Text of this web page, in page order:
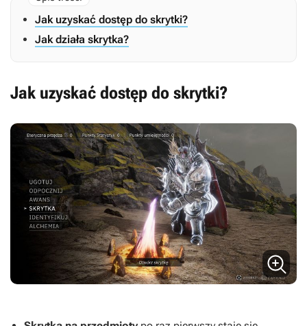
Jak uzyskać dostęp do skrytki?
Jak działa skrytka?
Jak uzyskać dostęp do skrytki?